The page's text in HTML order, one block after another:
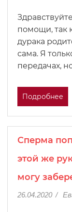
помощи, так
дурака
сама. Я
передачах,
Подробнее
Сперма
этой же
могу
26.04.2020 /